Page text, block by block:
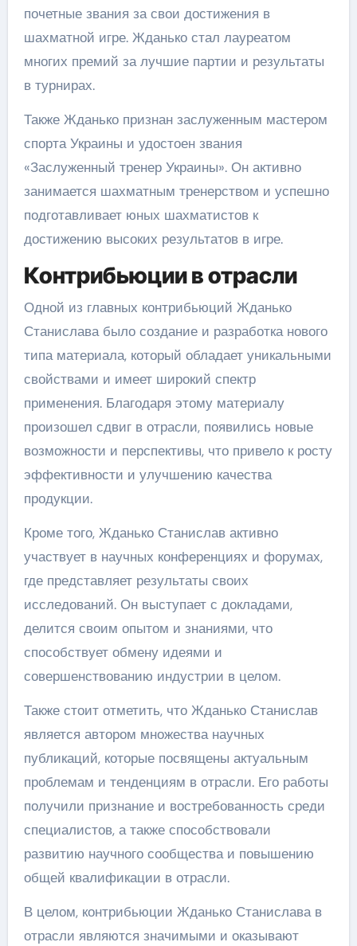
почетные звания за свои достижения в
шахматной игре. Жданько стал лауреатом
многих премий за лучшие партии и результаты
в турнирах.
Также Жданько признан заслуженным мастером
спорта Украины и удостоен звания
«Заслуженный тренер Украины». Он активно
занимается шахматным тренерством и успешно
подготавливает юных шахматистов к
достижению высоких результатов в игре.
Контрибьюции в отрасли
Одной из главных контрибьюций Жданько
Станислава было создание и разработка нового
типа материала, который обладает уникальными
свойствами и имеет широкий спектр
применения. Благодаря этому материалу
произошел сдвиг в отрасли, появились новые
возможности и перспективы, что привело к росту
эффективности и улучшению качества
продукции.
Кроме того, Жданько Станислав активно
участвует в научных конференциях и форумах,
где представляет результаты своих
исследований. Он выступает с докладами,
делится своим опытом и знаниями, что
способствует обмену идеями и
совершенствованию индустрии в целом.
Также стоит отметить, что Жданько Станислав
является автором множества научных
публикаций, которые посвящены актуальным
проблемам и тенденциям в отрасли. Его работы
получили признание и востребованность среди
специалистов, а также способствовали
развитию научного сообщества и повышению
общей квалификации в отрасли.
В целом, контрибьюции Жданько Станислава в
отрасли являются значимыми и оказывают